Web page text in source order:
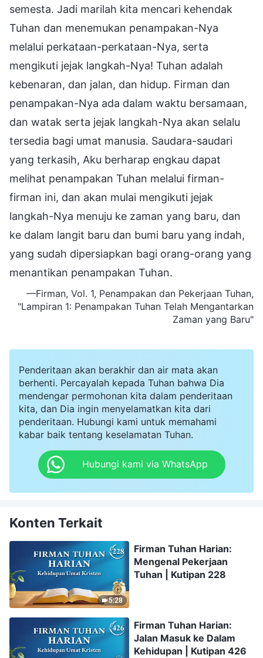
semesta. Jadi marilah kita mencari kehendak
Tuhan dan menemukan penampakan-Nya
melalui perkataan-perkataan-Nya, serta
mengikuti jejak langkah-Nya! Tuhan adalah
kebenaran, dan jalan, dan hidup. Firman dan
penampakan-Nya ada dalam waktu bersamaan,
dan watak serta jejak langkah-Nya akan selalu
tersedia bagi umat manusia. Saudara-saudari
yang terkasih, Aku berharap engkau dapat
melihat penampakan Tuhan melalui firman-
firman ini, dan akan mulai mengikuti jejak
langkah-Nya menuju ke zaman yang baru, dan
ke dalam langit baru dan bumi baru yang indah,
yang sudah dipersiapkan bagi orang-orang yang
menantikan penampakan Tuhan.
—Firman, Vol. 1, Penampakan dan Pekerjaan Tuhan,
"Lampiran 1: Penampakan Tuhan Telah Mengantarkan
Zaman yang Baru"
Penderitaan akan berakhir dan air mata akan
berhenti. Percayalah kepada Tuhan bahwa Dia
mendengar permohonan kita dalam penderitaan
kita, dan Dia ingin menyelamatkan kita dari
penderitaan. Hubungi kami untuk memahami
kabar baik tentang keselamatan Tuhan.
Hubungi kami via WhatsApp
Konten Terkait
5:28
Firman Tuhan Harian:
Mengenal Pekerjaan
Tuhan | Kutipan 228
Firman Tuhan Harian:
Jalan Masuk ke Dalam
Kehidupan | Kutipan 426